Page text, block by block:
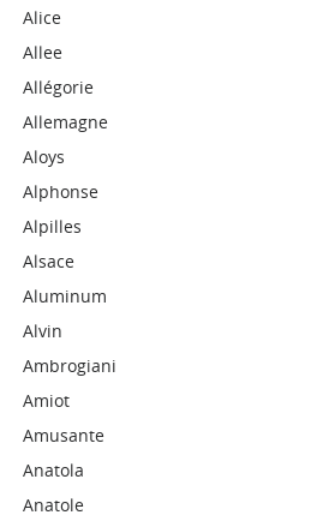
Alice
Allee
Allégorie
Allemagne
Aloys
Alphonse
Alpilles
Alsace
Aluminum
Alvin
Ambrogiani
Amiot
Amusante
Anatola
Anatole